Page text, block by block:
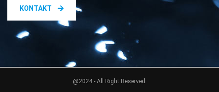
KONTAKT
@2024 - All Right Reserved.